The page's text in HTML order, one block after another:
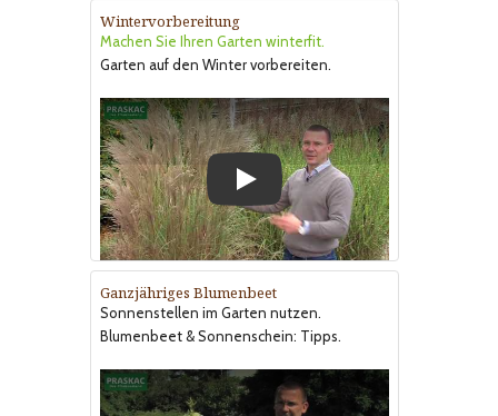
Wintervorbereitung
Machen Sie Ihren Garten winterfit.
Garten auf den Winter vorbereiten.
Play
Ganzjähriges Blumenbeet
Sonnenstellen im Garten nutzen.
Blumenbeet & Sonnenschein: Tipps.